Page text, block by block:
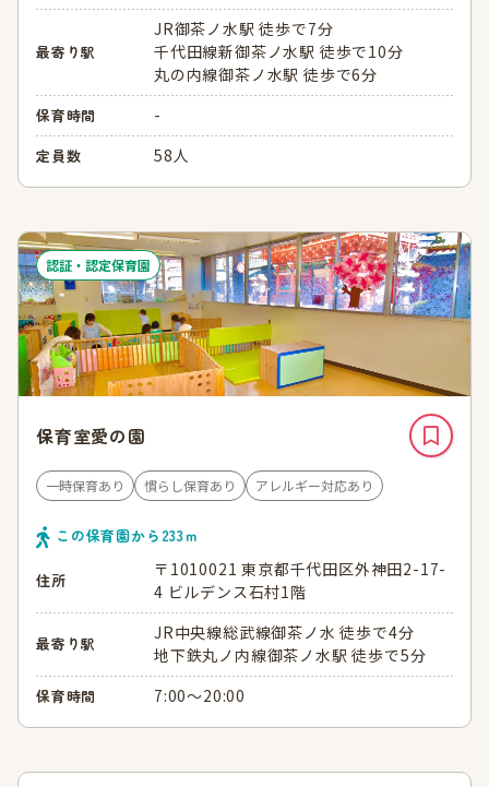
最寄り駅
JR御茶ノ水駅 徒歩で7分
千代田線新御茶ノ水駅 徒歩で10分
丸の内線御茶ノ水駅 徒歩で6分
保育時間 -
定員数 58人
認証・認定保育園
保育室愛の園
一時保育あり 慣らし保育あり アレルギー対応あり
この保育園から 233ｍ
住所
〒1010021 東京都千代田区外神田2-17-
4 ビルデンス石村1階
最寄り駅
JR中央線総武線御茶ノ水 徒歩で4分
地下鉄丸ノ内線御茶ノ水駅 徒歩で5分
保育時間 7:00～20:00